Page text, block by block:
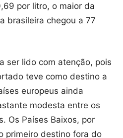
por litro, o maior da
brasileira chegou a 77
ser lido com atenção, pois
teve como destino a
europeus ainda
modesta entre os
Os Países Baixos, por
primeiro destino fora do